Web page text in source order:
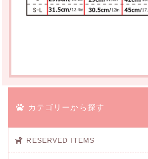
カテゴリーから探す
RESERVED ITEMS